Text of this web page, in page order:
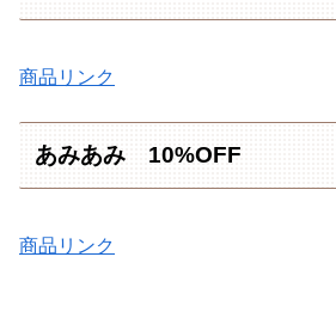
商品リンク
あみあみ 10%OFF
商品リンク